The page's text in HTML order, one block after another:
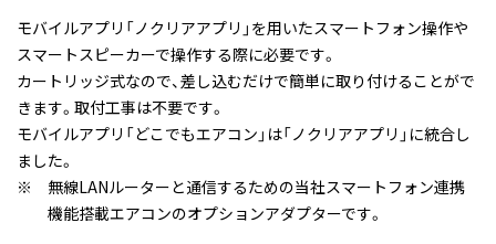
モバイルアプリ「ノクリアアプリ」を用いたスマートフォン操作や
スマートスピーカーで操作する際に必要です。
カートリッジ式なので、差し込むだけで簡単に取り付けることがで
きます。取付工事は不要です。
モバイルアプリ「どこでもエアコン」は「ノクリアアプリ」に統合し
ました。
※
無線LANルーターと通信するための当社スマートフォン連携
機能搭載エアコンのオプションアダプターです。